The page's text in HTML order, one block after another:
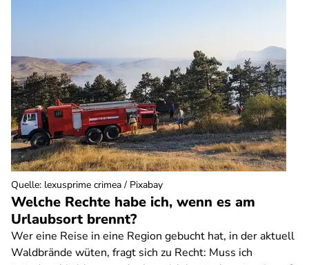
Welche Rechte habe ich, wenn es am
Urlaubsort brennt?
Wer eine Reise in eine Region gebucht hat, in der aktuell
Waldbrände wüten, fragt sich zu Recht: Muss ich
Quelle: lexusprime crimea / Pixabay